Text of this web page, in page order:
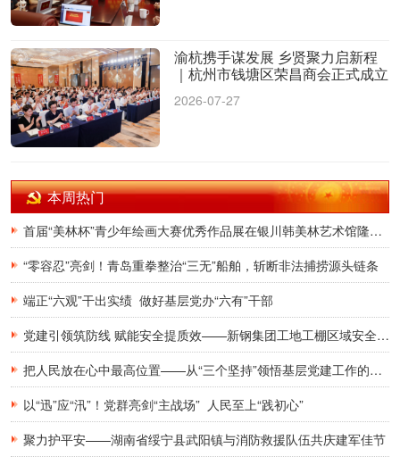
渝杭携手谋发展 乡贤聚力启新程
｜杭州市钱塘区荣昌商会正式成立
2026-07-27
本周热门
首届“美林杯”青少年绘画大赛优秀作品展在银川韩美林艺术馆隆重开幕
“零容忍”亮剑！青岛重拳整治“三无”船舶，斩断非法捕捞源头链条
端正“六观”干出实绩 做好基层党办“六有”干部
党建引领筑防线 赋能安全提质效——新钢集团工地工棚区域安全管理创新实践研究
把人民放在心中最高位置——从“三个坚持”领悟基层党建工作的为民初心
以“迅”应“汛”！党群亮剑“主战场” 人民至上“践初心”
聚力护平安——湖南省绥宁县武阳镇与消防救援队伍共庆建军佳节